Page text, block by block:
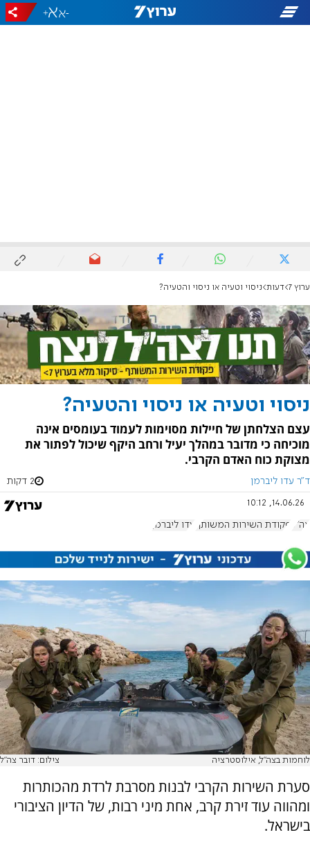
-
+
ערוץ 7 דעות ניסוי וטעיה או ניסוי והטעיה?
ניסוי וטעיה או ניסוי והטעיה?
עצם הצלחתן של חיילות מסוימות לעמוד בעומסים אינה
מוכיחה כי מדובר במהלך יעיל ורחב היקף שיכול לפתור את
מצוקת כוח האדם הקרבי.
ד"ר עדו ליברמן 2 דקות
14.06.26, 10:12
צה"ל פקודת השירות המשותף עדו ליברמן
לוחמות בצה"ל, אילוסטרציה צילום: דובר צה"ל
סערת השירות הקרבי לבנות מסרבת לרדת מהכותרות
ומהווה עוד זירת קרב, אחת מיני רבות, של הדיון הציבורי
בישראל.